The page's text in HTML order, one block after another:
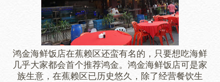
鸿金海鲜饭店在蕉赖区还蛮有名的，只要想吃海鲜
几乎大家都会首个推荐鸿金。鸿金海鲜饭店可是家
族生意，在蕉赖区已历史悠久，除了经营餐饮生